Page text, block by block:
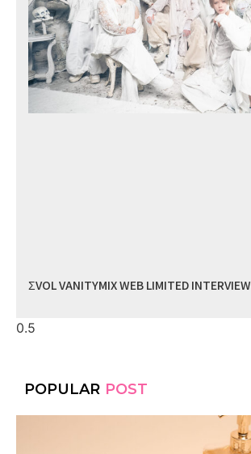
ΣVOL VANITYMIX WEB LIMITED INTERVIEW
POPULAR POST